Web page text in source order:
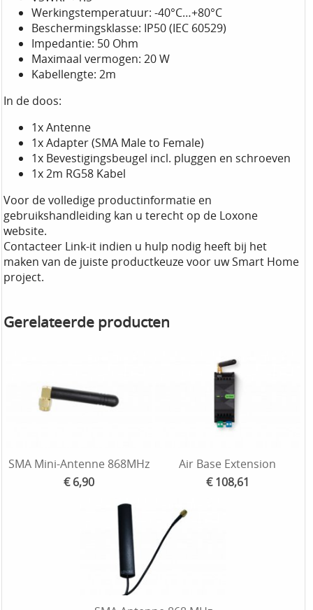
Werkingstemperatuur: -40°C…+80°C
Beschermingsklasse: IP50 (IEC 60529)
Impedantie: 50 Ohm
Maximaal vermogen: 20 W
Kabellengte: 2m
In de doos:
1x Antenne
1x Adapter (SMA Male to Female)
1x Bevestigingsbeugel incl. pluggen en schroeven
1x 2m RG58 Kabel
Voor de volledige productinformatie en
gebruikshandleiding kan u terecht op de Loxone
website.
Contacteer Link-it indien u hulp nodig heeft bij het
maken van de juiste productkeuze voor uw Smart Home
project.
Gerelateerde producten
SMA Mini-Antenne 868MHz
€ 6,90
Air Base Extension
€ 108,61